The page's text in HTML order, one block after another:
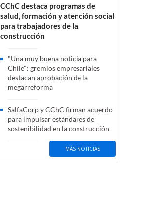
CChC destaca programas de
salud, formación y atención social
para trabajadores de la
construcción
"Una muy buena noticia para
Chile": gremios empresariales
destacan aprobación de la
megarreforma
SalfaCorp y CChC firman acuerdo
para impulsar estándares de
sostenibilidad en la construcción
MÁS NOTICIAS